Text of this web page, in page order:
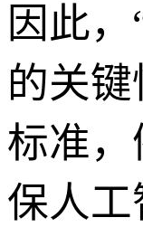
因此
的关
标准
保人